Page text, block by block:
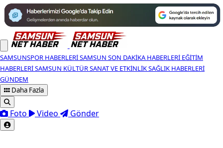
SAMSUNSPOR HABERLERISAMSUN SON DAKIKA HABERLERI EĞITIM
HABERLERISAMSUN KÜLTÜR SANAT VE ETKINLIKSAĞLIK HABERLERI
GÜNDEM
Daha Fazla
Foto Video Gönder